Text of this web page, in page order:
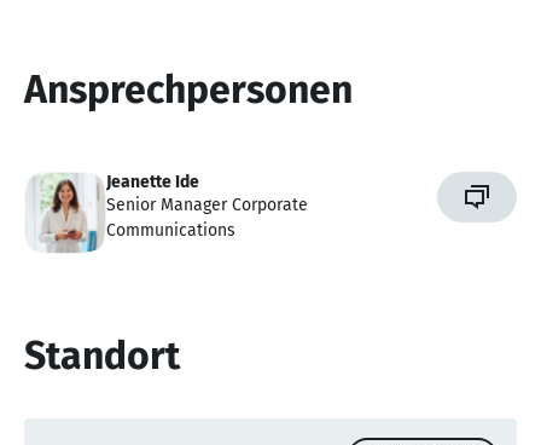
Ansprechpersonen
Jeanette Ide
Senior Manager Corporate
Communications
Standort